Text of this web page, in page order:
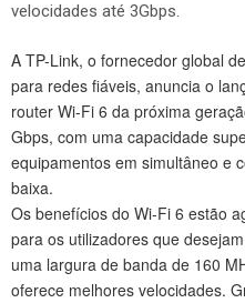
velocidades até 3Gbps.
A TP-Link, o fornecedor global
para redes fiáveis, anuncia o
router Wi-Fi 6 da próxima
Gbps, com uma capacidade
equipamentos em simultâneo e
baixa.
Os benefícios do Wi-Fi 6 estão
para os utilizadores que
uma largura de banda de 160
oferece melhores velocidades.